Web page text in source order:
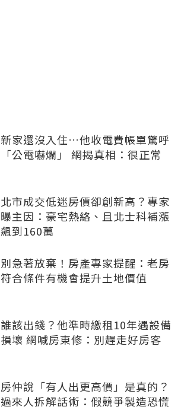
新家還沒入住…他收電費帳單驚呼
「公電嚇爛」 網揭真相：很正常
北市成交低迷房價卻創新高？專家
曝主因：豪宅熱絡、且北士科補漲
飆到160萬
別急著放棄！房產專家提醒：老房
符合條件有機會提升土地價值
誰該出錢？他準時繳租10年遇設備
損壞 網喊房東修：別趕走好房客
房仲說「有人出更高價」是真的？
過來人拆解話術：假競爭製造恐慌